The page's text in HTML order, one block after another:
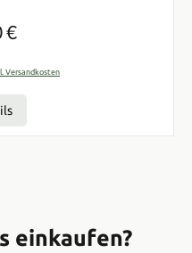
Preis:
€
Versandkosten
einkaufen?